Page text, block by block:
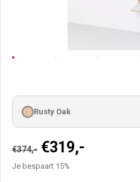
€374,- Oorspronkelijke
prijs
€319,-
Je bespaart 15%
Rusty Oak